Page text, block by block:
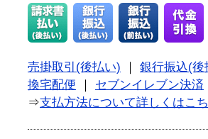
売掛取引(後払い)
銀行振込(後
換宅配便
セブンイレブン決済
⇒支払方法について詳しくはこ